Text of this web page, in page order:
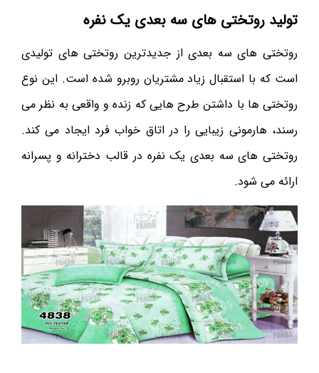
تولید روتختی های سه بعدی یک نفره
روتختی های سه بعدی از جدیدترین روتختی های تولیدی
است که با استقبال زیاد مشتریان روبرو شده است. این نوع
روتختی ها با داشتن طرح هایی که زنده و واقعی به نظر می
رسند، هارمونی زیبایی را در اتاق خواب فرد ایجاد می کند.
روتختی های سه بعدی یک نفره در قالب دخترانه و پسرانه
ارائه می شود.